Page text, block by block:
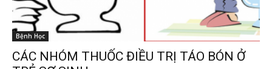
Bệnh Học
CÁC NHÓM THUỐC ĐIỀU TRỊ TÁO BÓN Ở